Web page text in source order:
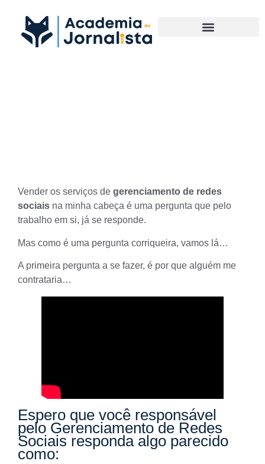
Vender os serviços de gerenciamento de redes
sociais na minha cabeça é uma pergunta que pelo
trabalho em si, já se responde.
Mas como é uma pergunta corriqueira, vamos lá…
A primeira pergunta a se fazer, é por que alguém me
contrataria…
Espero que você responsável
pelo Gerenciamento de Redes
Sociais responda algo parecido
como: